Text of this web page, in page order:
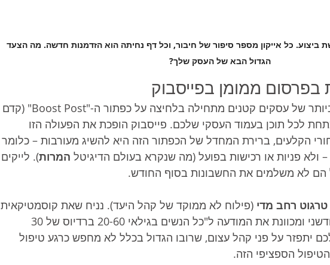
ביצוע. כל אייקון מספר סיפור של חיבור, וכל דף נחיתה הוא הזדמנות חדשה. מה הצעד
הגדול הבא של העסק שלך?
בפרסום ממומן בפייסבוק
אחת הטעויות השכיחות ביותר של עסקים קטנים מתחילה בלחיצה על כפתור ה-"Boost Post" (קדם
לכל תוכן בעמוד העסקי שלכם. פייסבוק הופכת את הפעולה הזו
הקלעים, ברירת המחדל של הכפתור הזה היא להשיג מעורבות – כלומר
– ולא פניות או רכישות בפועל (מה שנקרא בעולם הדיגיטל המרות). לייקים
הם לא משלמים את החשבונות בסוף החודש.
טרגוט רחב מדי (פילוח לא ממוקד של קהל היעד). נניח שאת קוסמטיקאית
יתפזר על פני קהל עצום, שרובו הגדול בכלל לא מחפש כרגע טיפול
הספציפי הזה.